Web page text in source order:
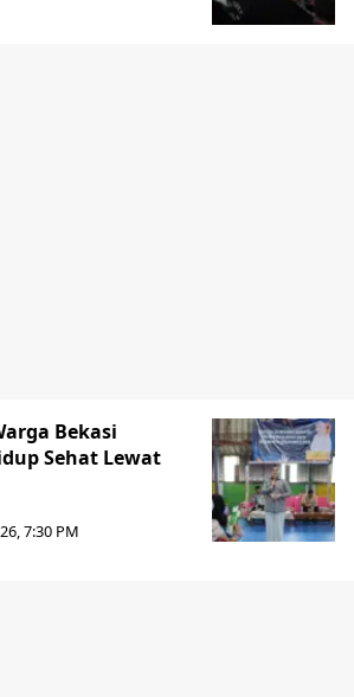
Bekasi
Sehat Lewat
7:30 PM